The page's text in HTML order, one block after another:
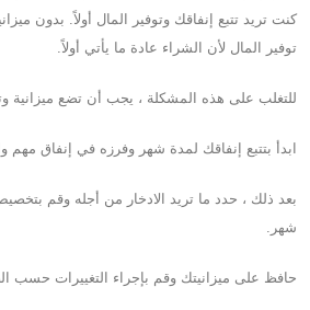
كنت تريد تتبع إنفاقك وتوفير المال أولاً. بدون
توفير المال لأن الشراء عادة ما يأتي أولاً.
للتغلب على هذه المشكلة ، يجب أن تضع ميزانية
ابدأ بتتبع إنفاقك لمدة شهر وفرزه في إنفاق مهم
بعد ذلك ، حدد ما تريد الادخار من أجله وقم
شهر.
حافظ على ميزانيتك وقم بإجراء التغييرات حسب